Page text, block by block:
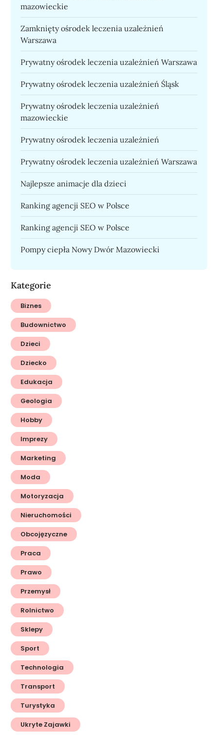
mazowieckie
Zamknięty ośrodek leczenia uzależnień
Warszawa
Prywatny ośrodek leczenia uzależnień Warszawa
Prywatny ośrodek leczenia uzależnień Śląsk
Prywatny ośrodek leczenia uzależnień
mazowieckie
Prywatny ośrodek leczenia uzależnień
Prywatny ośrodek leczenia uzależnień Warszawa
Najlepsze animacje dla dzieci
Ranking agencji SEO w Polsce
Ranking agencji SEO w Polsce
Pompy ciepła Nowy Dwór Mazowiecki
Kategorie
Biznes
Budownictwo
Dzieci
Dziecko
Edukacja
Geologia
Hobby
Imprezy
Marketing
Moda
Motoryzacja
Nieruchomości
Obcojęzyczne
Praca
Prawo
Przemysł
Rolnictwo
Sklepy
Sport
Technologia
Transport
Turystyka
Ukryte Zajawki